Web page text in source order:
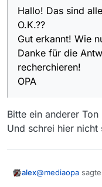
Hallo! Das sind
O.K.??
Gut erkannt! Wie
Danke für die
recherchieren!
OPA
Bitte ein anderer Ton
Und schrei hier nicht
alex@mediaopa